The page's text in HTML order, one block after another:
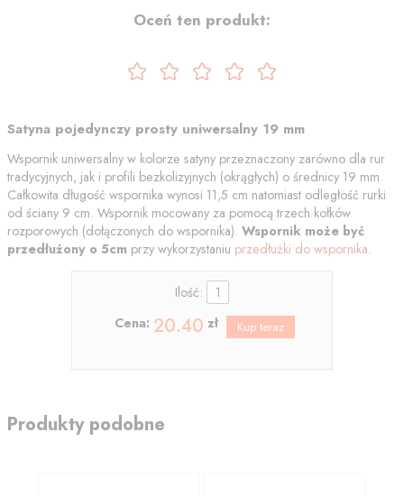
Oceń ten produkt:
Satyna pojedynczy prosty uniwersalny 19 mm
Wspornik uniwersalny w kolorze satyny przeznaczony zarówno dla rur
tradycyjnych, jak i profili bezkolizyjnych (okrągłych) o średnicy 19 mm.
Całkowita długość wspornika wynosi 11,5 cm natomiast odległość rurki
od ściany 9 cm. Wspornik mocowany za pomocą trzech kołków
rozporowych (dołączonych do wspornika). Wspornik może być
przedłużony o 5cm przy wykorzystaniu przedłużki do wspornika.
Ilość:
Cena: 20.40 zł
Produkty podobne